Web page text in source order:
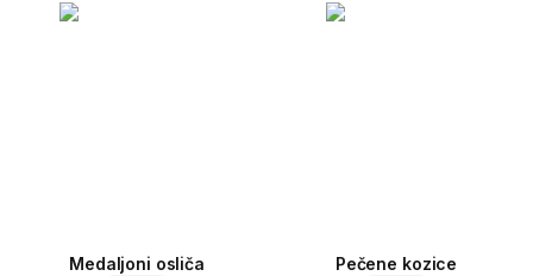
Medaljoni osliča Pečene kozice